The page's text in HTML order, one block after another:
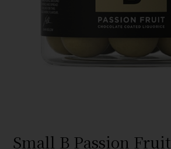
Small B Passion Fruit